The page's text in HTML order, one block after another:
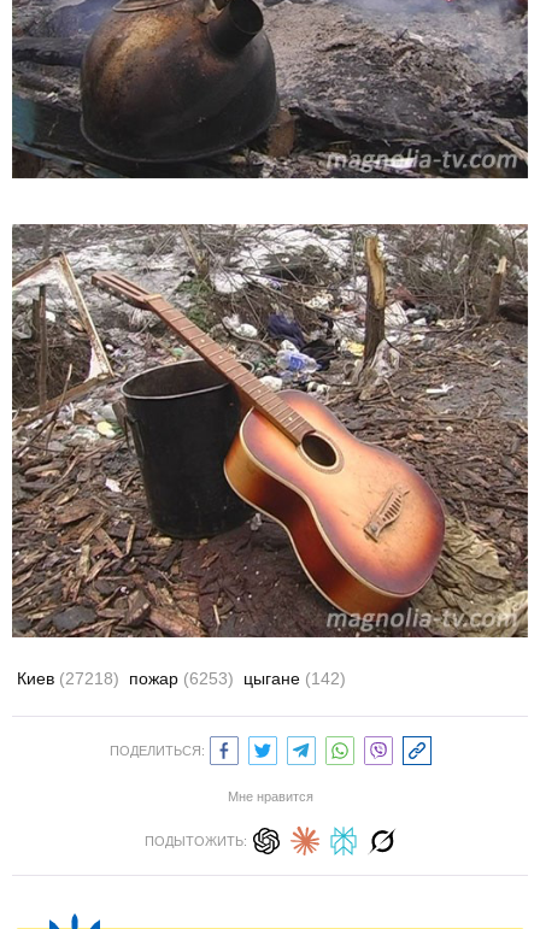
Киев (27218) пожар (6253) цыгане (142)
ПОДЕЛИТЬСЯ:
Мне нравится
ПОДЫТОЖИТЬ: